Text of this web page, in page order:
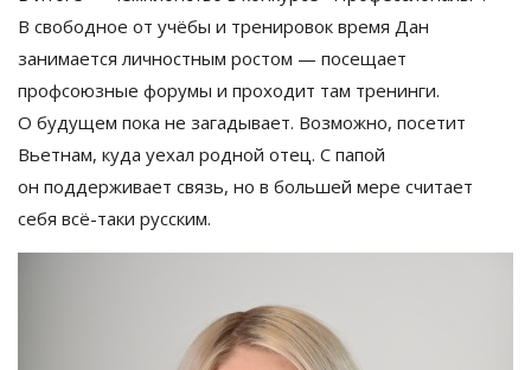
В свободное от учёбы и тренировок время Дан
занимается личностным ростом — посещает
профсоюзные форумы и проходит там тренинги.
О будущем пока не загадывает. Возможно, посетит
Вьетнам, куда уехал родной отец. С папой
он поддерживает связь, но в большей мере считает
себя всё-таки русским.